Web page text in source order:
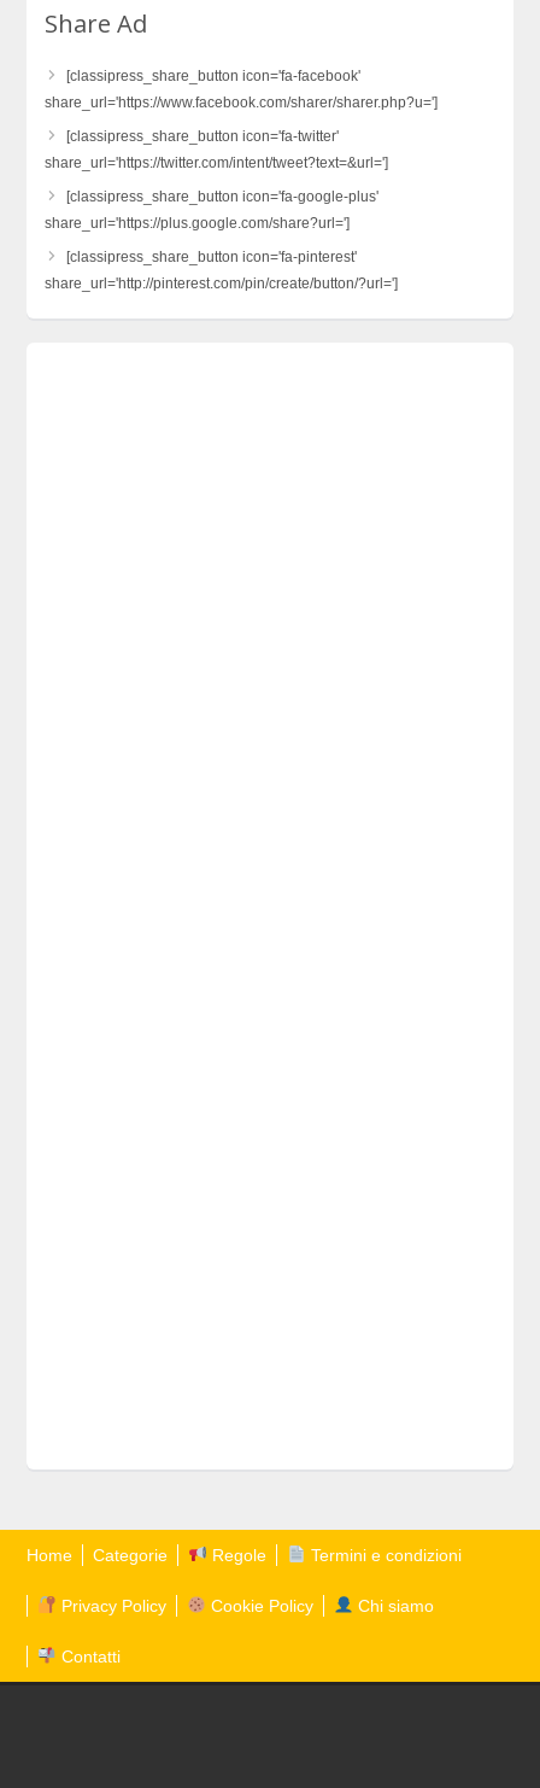
Share Ad
[classipress_share_button icon='fa-facebook'
share_url='https://www.facebook.com/sharer/sharer.php?u=']
[classipress_share_button icon='fa-twitter'
share_url='https://twitter.com/intent/tweet?text=&url=']
[classipress_share_button icon='fa-google-plus'
share_url='https://plus.google.com/share?url=']
[classipress_share_button icon='fa-pinterest'
share_url='http://pinterest.com/pin/create/button/?url=']
Home Categorie Regole Termini e condizioni
Privacy Policy Cookie Policy Chi siamo
Contatti